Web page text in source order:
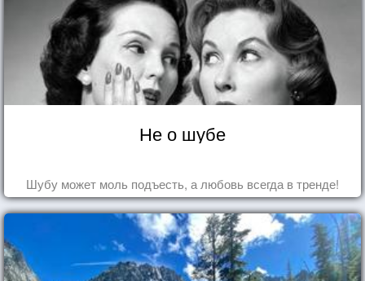
Не о шубе
Шубу может моль подъесть, а любовь всегда в тренде!